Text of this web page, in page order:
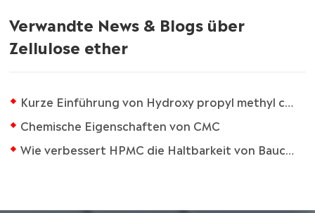
Verwandte News & Blogs über
Zellulose ether
Kurze Einführung von Hydroxy propyl methyl cellulose (HPMC)
Chemische Eigenschaften von CMC
Wie verbessert HPMC die Haltbarkeit von Bauche mie?